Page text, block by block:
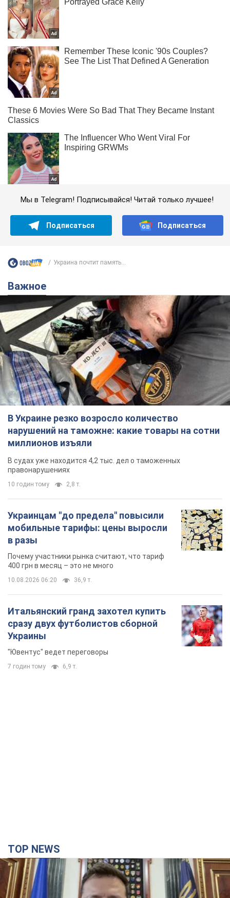
Мы в Telegram! Подписывайся! Читай только лучшее!
Подписаться Подписаться
Украина почтит память...
Важное
В Украине резко возросло количество
нарушений на таможне: какие товары на сотни
миллионов изъяли
В судах уже находится 4,2 тыс. дел о таможенных
правонарушениях
10 годин тому 2,8 т.
Украинцам "до предела" повысили
мобильные тарифы: цены выросли
в разы
Почему участники рынка считают, что тариф
400 грн в месяц – это не много
10.08.2026 06:20 36,9 т.
Итальянский гранд захотел купить
сразу двух футболистов сборной
Украины
"Ювентус" ведет переговоры
7 годин тому 6,9 т.
TOP NEWS